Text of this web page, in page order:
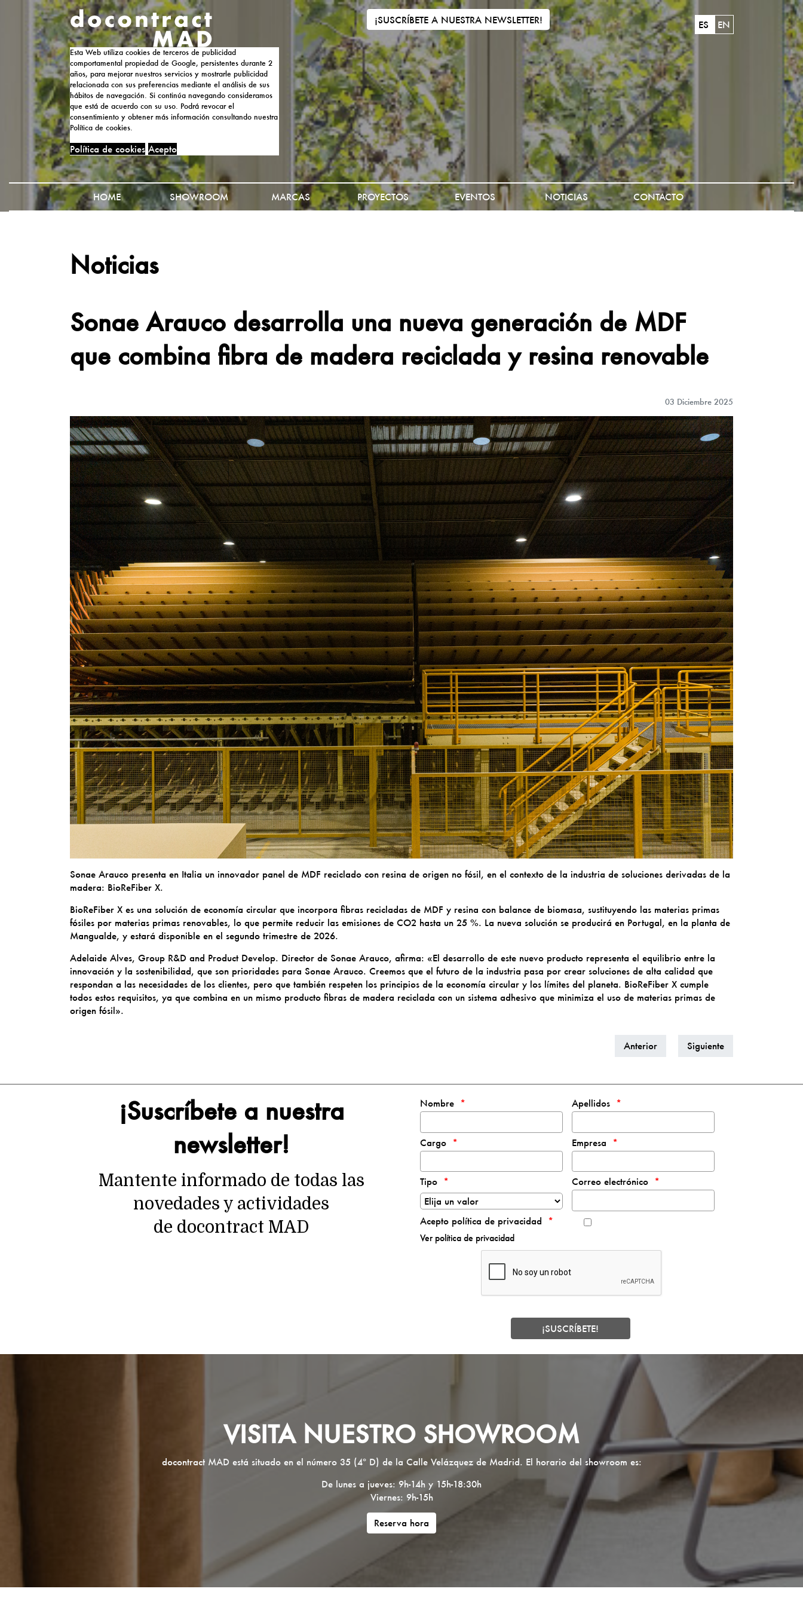
Esta Web utiliza cookies de terceros de publicidad
comportamental propiedad de Google, persistentes durante 2
años, para mejorar nuestros servicios y mostrarle publicidad
relacionada con sus preferencias mediante el análisis de sus
hábitos de navegación. Si continúa navegando consideramos
que está de acuerdo con su uso. Podrá revocar el
consentimiento y obtener más información consultando nuestra
Política de cookies.
Política de cookies Acepto
¡SUSCRÍBETE A NUESTRA NEWSLETTER! ES EN
HOME SHOWROOM MARCAS PROYECTOS EVENTOS NOTICIAS CONTACTO
Noticias
Sonae Arauco desarrolla una nueva generación de MDF
que combina fibra de madera reciclada y resina renovable
03 Diciembre 2025
Sonae Arauco presenta en Italia un innovador panel de MDF reciclado con resina de origen no fósil, en el contexto de la industria de soluciones derivadas de la
madera: BioReFiber X.
BioReFiber X es una solución de economía circular que incorpora fibras recicladas de MDF y resina con balance de biomasa, sustituyendo las materias primas
fósiles por materias primas renovables, lo que permite reducir las emisiones de CO2 hasta un 25 %. La nueva solución se producirá en Portugal, en la planta de
Mangualde, y estará disponible en el segundo trimestre de 2026.
Adelaide Alves, Group R&D and Product Develop. Director de Sonae Arauco, afirma: «El desarrollo de este nuevo producto representa el equilibrio entre la
innovación y la sostenibilidad, que son prioridades para Sonae Arauco. Creemos que el futuro de la industria pasa por crear soluciones de alta calidad que
respondan a las necesidades de los clientes, pero que también respeten los principios de la economía circular y los límites del planeta. BioReFiber X cumple
todos estos requisitos, ya que combina en un mismo producto fibras de madera reciclada con un sistema adhesivo que minimiza el uso de materias primas de
origen fósil».
Anterior Siguiente
¡Suscríbete a nuestra
newsletter!
Mantente informado de todas las
novedades y actividades
de docontract MAD
Nombre Apellidos
Cargo Empresa
Tipo Correo electrónico
Acepto política de privacidad
Ver política de privacidad
VISITA NUESTRO SHOWROOM
docontract MAD está situado en el número 35 (4º D) de la Calle Velázquez de Madrid. El horario del showroom es:
De lunes a jueves: 9h-14h y 15h-18:30h
Viernes: 9h-15h
Reserva hora